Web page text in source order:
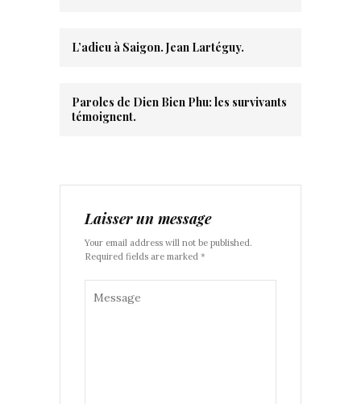
L’adieu à Saigon. Jean Lartéguy.
Paroles de Dien Bien Phu: les survivants
témoignent.
Laisser un message
Your email address will not be published.
Required fields are marked *